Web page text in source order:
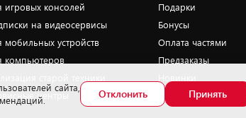
игровых консолей
на видеосервисы
мобильных устройств
компьютеров
центры
Подарки
Бонусы
Оплата частями
Предзаказы
сайта,
Отклонить Принять